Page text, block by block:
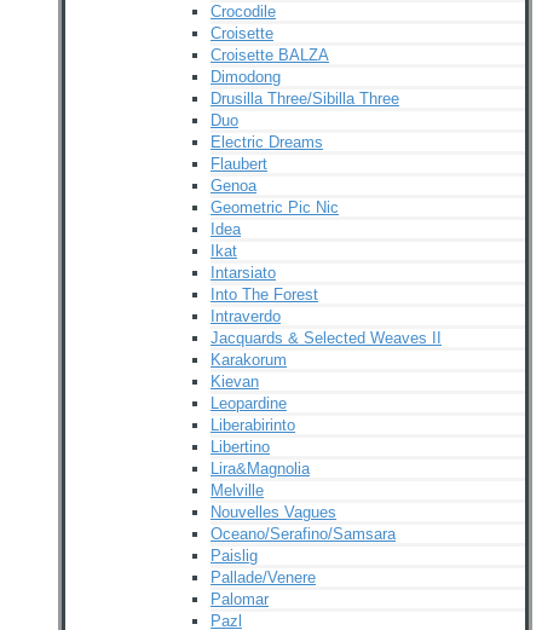
Crocodile
Croisette
Croisette BALZA
Dimodong
Drusilla Three/Sibilla Three
Duo
Electric Dreams
Flaubert
Genoa
Geometric Pic Nic
Idea
Ikat
Intarsiato
Into The Forest
Intraverdo
Jacquards & Selected Weaves II
Karakorum
Kievan
Leopardine
Liberabirinto
Libertino
Lira&Magnolia
Melville
Nouvelles Vagues
Oceano/Serafino/Samsara
Paislig
Pallade/Venere
Palomar
Pazl